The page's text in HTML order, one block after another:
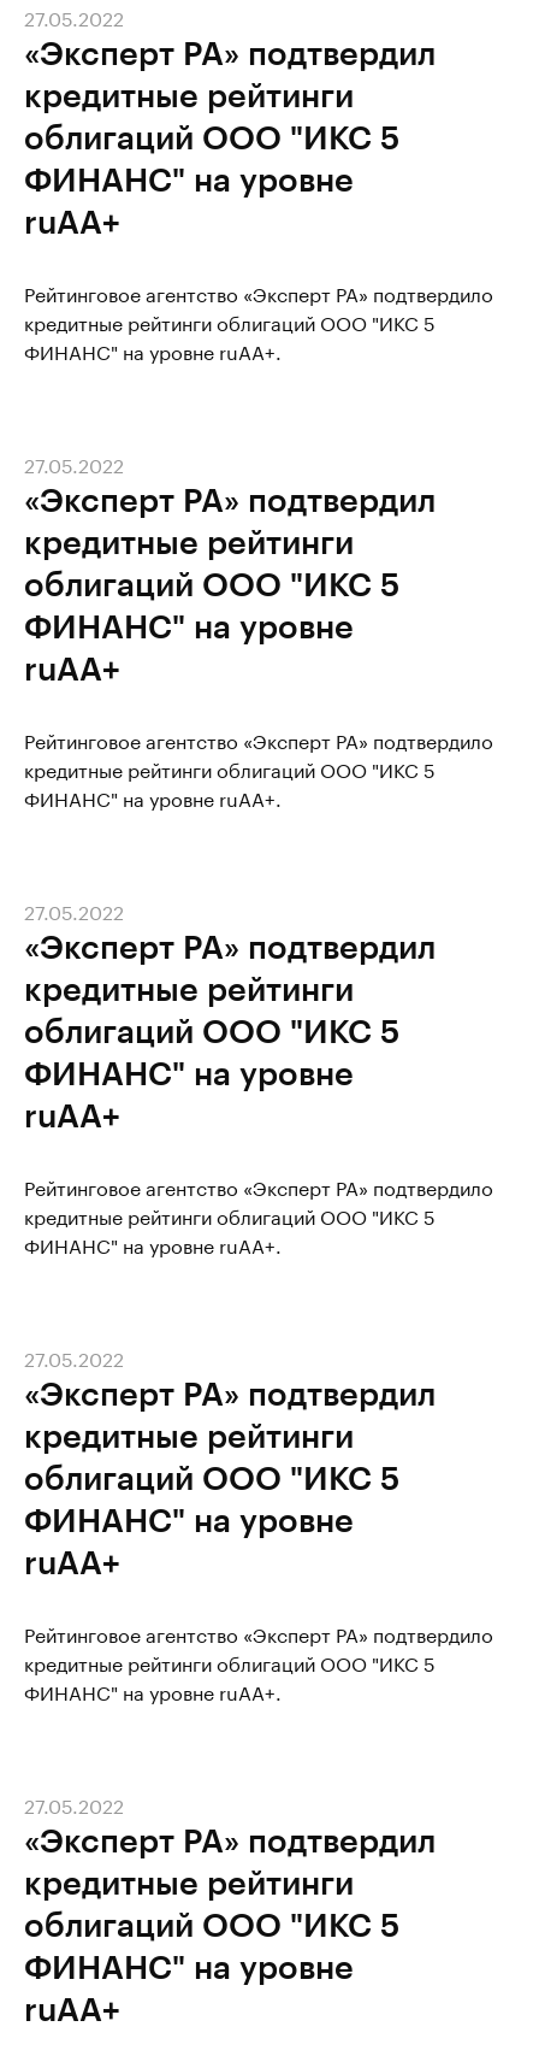
«Эксперт РА» подтвердил
кредитные рейтинги
облигаций ООО "ИКС 5
ФИНАНС" на уровне
ruAA+
27.05.2022
Рейтинговое агентство «Эксперт РА» подтвердило
кредитные рейтинги облигаций ООО "ИКС 5
ФИНАНС" на уровне ruAA+.
«Эксперт РА» подтвердил
кредитные рейтинги
облигаций ООО "ИКС 5
ФИНАНС" на уровне
ruAA+
27.05.2022
Рейтинговое агентство «Эксперт РА» подтвердило
кредитные рейтинги облигаций ООО "ИКС 5
ФИНАНС" на уровне ruAA+.
«Эксперт РА» подтвердил
кредитные рейтинги
облигаций ООО "ИКС 5
ФИНАНС" на уровне
ruAA+
27.05.2022
Рейтинговое агентство «Эксперт РА» подтвердило
кредитные рейтинги облигаций ООО "ИКС 5
ФИНАНС" на уровне ruAA+.
«Эксперт РА» подтвердил
кредитные рейтинги
облигаций ООО "ИКС 5
ФИНАНС" на уровне
ruAA+
27.05.2022
Рейтинговое агентство «Эксперт РА» подтвердило
кредитные рейтинги облигаций ООО "ИКС 5
ФИНАНС" на уровне ruAA+.
«Эксперт РА» подтвердил
кредитные рейтинги
облигаций ООО "ИКС 5
ФИНАНС" на уровне
ruAA+
27.05.2022